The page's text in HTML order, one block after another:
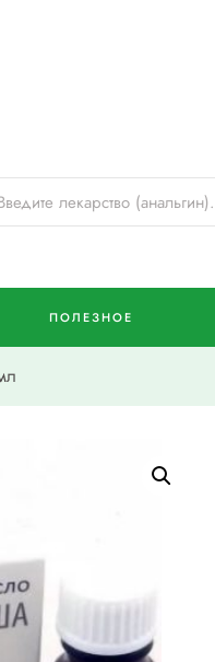
ПОЛЕЗНОЕ